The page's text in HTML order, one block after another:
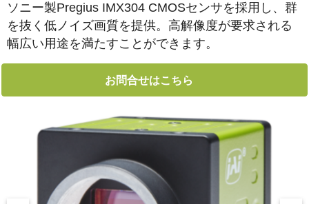
ソニー製Pregius IMX304 CMOSセンサを採用し、群
を抜く低ノイズ画質を提供。高解像度が要求される
幅広い用途を満たすことができます。
お問合せはこちら